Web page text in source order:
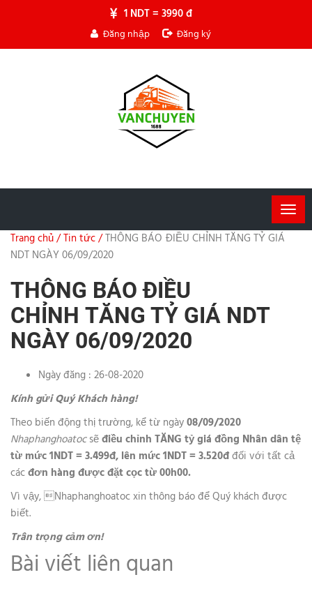
1 NDT = 3990 đ
Đăng nhập Đăng ký
Trang chủ /Tin tức /THÔNG BÁO ĐIỀU CHỈNH TĂNG TỶ GIÁ
NDT NGÀY 06/09/2020
THÔNG BÁO ĐIỀU
CHỈNH TĂNG TỶ GIÁ NDT
NGÀY 06/09/2020
Ngày đăng : 26-08-2020
Kính gửi Quý Khách hàng!
Theo biến động thị trường, kể từ ngày08/09/2020
Nhaphanghoatocsẽđiều chỉnh TĂNG tỷ giá đồng Nhân dân tệ
từ mức 1NDT = 3.499đ, lên mức 1NDT = 3.520đđối với tất cả
cácđơn hàng được đặt cọc từ 00h00.
Vì vậy, Nhaphanghoatoc xin thông báo để Quý khách được
biết.
Trân trọng cảm ơn!
Bài viết liên quan